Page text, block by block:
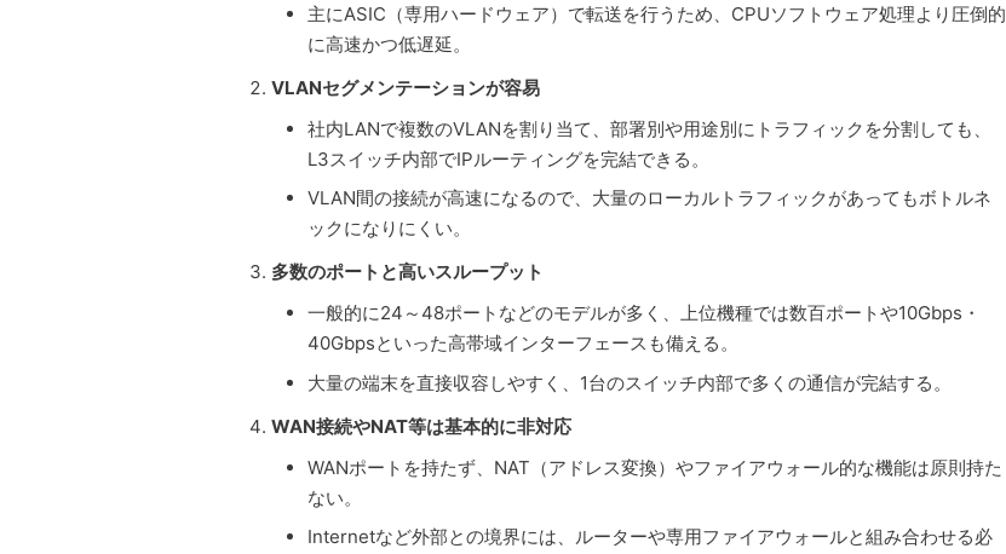
主にASIC（専用ハードウェア）で転送を行うため、CPUソフトウェア処理より圧倒的
に高速かつ低遅延。
VLANセグメンテーションが容易
社内LANで複数のVLANを割り当て、部署別や用途別にトラフィックを分割しても、
L3スイッチ内部でIPルーティングを完結できる。
VLAN間の接続が高速になるので、大量のローカルトラフィックがあってもボトルネ
ックになりにくい。
多数のポートと高いスループット
一般的に24～48ポートなどのモデルが多く、上位機種では数百ポートや10Gbps・
40Gbpsといった高帯域インターフェースも備える。
大量の端末を直接収容しやすく、1台のスイッチ内部で多くの通信が完結する。
WAN接続やNAT等は基本的に非対応
WANポートを持たず、NAT（アドレス変換）やファイアウォール的な機能は原則持た
ない。
Internetなど外部との境界には、ルーターや専用ファイアウォールと組み合わせる必